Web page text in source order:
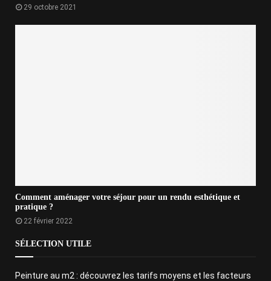
29 octobre 2021
Comment aménager votre séjour pour un rendu esthétique et
pratique ?
22 février 2022
SÉLECTION UTILE
Peinture au m2 : découvrez les tarifs moyens et les facteurs